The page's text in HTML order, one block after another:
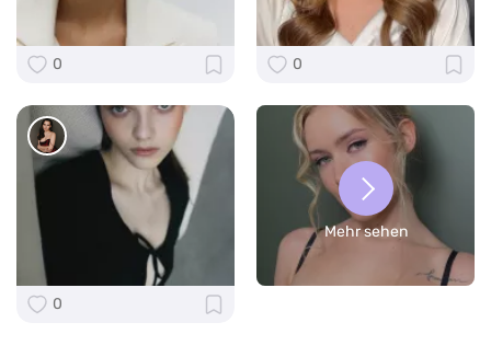
0 0
0
Mehr sehen